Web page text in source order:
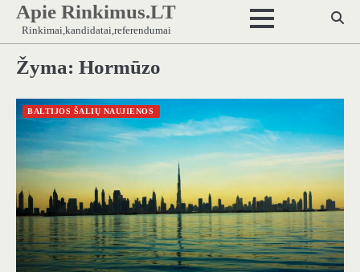
Skip
content
Apie Rinkimus.LT
Rinkimai,kandidatai,referendumai
Žyma: Hormūzo
BALTIJOS ŠALIŲ NAUJIENOS